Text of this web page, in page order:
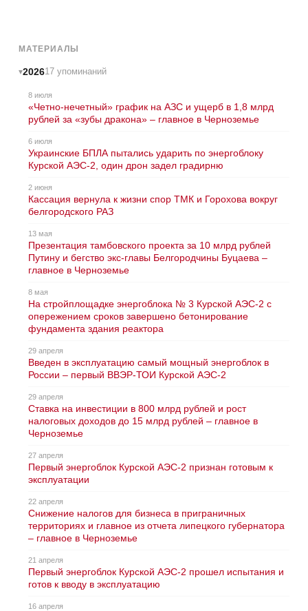
МАТЕРИАЛЫ
202617 упоминаний
8 июля
«Четно-нечетный» график на АЗС и ущерб в 1,8 млрд
рублей за «зубы дракона» – главное в Черноземье
6 июля
Украинские БПЛА пытались ударить по энергоблоку
Курской АЭС-2, один дрон задел градирню
2 июня
Кассация вернула к жизни спор ТМК и Горохова вокруг
белгородского РАЗ
13 мая
Презентация тамбовского проекта за 10 млрд рублей
Путину и бегство экс-главы Белгородчины Буцаева –
главное в Черноземье
8 мая
На стройплощадке энергоблока № 3 Курской АЭС-2 с
опережением сроков завершено бетонирование
фундамента здания реактора
29 апреля
Введен в эксплуатацию самый мощный энергоблок в
России – первый ВВЭР-ТОИ Курской АЭС-2
29 апреля
Ставка на инвестиции в 800 млрд рублей и рост
налоговых доходов до 15 млрд рублей – главное в
Черноземье
27 апреля
Первый энергоблок Курской АЭС-2 признан готовым к
эксплуатации
22 апреля
Снижение налогов для бизнеса в приграничных
территориях и главное из отчета липецкого губернатора
– главное в Черноземье
21 апреля
Первый энергоблок Курской АЭС-2 прошел испытания и
готов к вводу в эксплуатацию
16 апреля